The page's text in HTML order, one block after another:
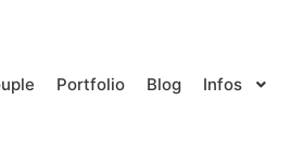
Portfolio Blog Infos